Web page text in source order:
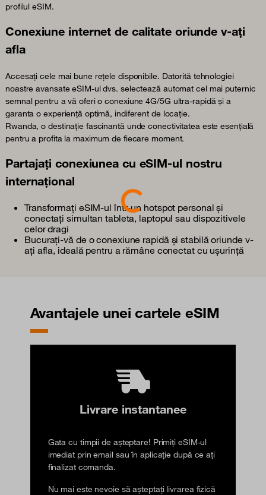
profilul eSIM.
Conexiune internet de calitate oriunde v-ați
afla
Accesați cele mai bune rețele disponibile. Datorită tehnologiei
noastre avansate eSIM-ul dvs. selectează automat cel mai puternic
semnal pentru a vă oferi o conexiune 4G/5G ultra-rapidă și a
garanta o experiență optimă, indiferent de locație.
Rwanda, o destinație fascinantă unde conectivitatea este esențială
pentru a profita la maximum de fiecare moment.
Partajați conexiunea cu eSIM-ul nostru
internațional
Transformați eSIM-ul într-un hotspot personal și
conectați simultan tableta, laptopul sau dispozitivele
celor dragi
Bucurați-vă de o conexiune rapidă și stabilă oriunde v-
ați afla, ideală pentru a rămâne conectat cu ușurință
Avantajele unei cartele eSIM
Livrare instantanee
Gata cu timpii de așteptare! Primiți eSIM-ul
imediat prin email sau în aplicație după ce ați
finalizat comanda.
Nu mai este nevoie să așteptați livrarea fizică
Loading...